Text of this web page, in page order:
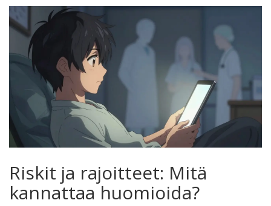
Riskit ja rajoitteet: Mitä
kannattaa huomioida?